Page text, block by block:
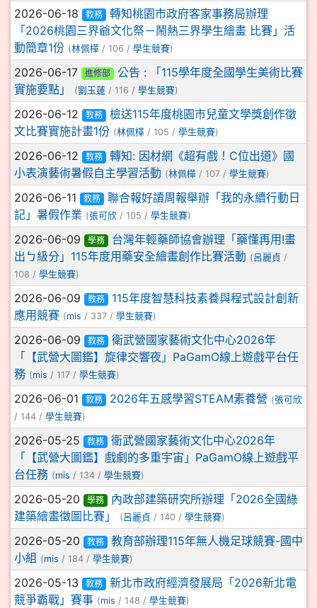
2026-06-18 教務
轉知桃園市政府客家事務局辦理
「2026桃園三界爺文化祭－鬧熱三界學生繪畫 比賽」活
動簡章1份 (林佩樺 / 106 / 學生競賽)
2026-06-17 進修部
公告 : 「115學年度全國學生美術比賽
實施要點」
(劉玉蓮 / 116 / 學生競賽)
2026-06-12 教務
檢送115年度桃園市兒童文學獎創作徵
文比賽實施計畫1份 (林佩樺 / 105 / 學生競賽)
2026-06-12 教務
轉知: 因材網《超有戲！C位出道》國
小表演藝術暑假自主學習活動 (林佩樺 / 107 / 學生競賽)
2026-06-11 教務
聯合報好讀周報舉辦「我的永續行動日
記」暑假作業 (張可欣 / 105 / 學生競賽)
2026-06-09 學務
台灣年輕藥師協會辦理「藥懂再用!畫
出ㄅ級分」115年度用藥安全繪畫創作比賽活動 (呂麗貞 /
108 / 學生競賽)
2026-06-09 教務
115年度智慧科技素養與程式設計創新
應用競賽 (mis / 337 / 學生競賽)
2026-06-09 教務
衛武營國家藝術文化中心2026年
「【武營大圖鑑】旋律交響夜」PaGamO線上遊戲平台任
務 (mis / 117 / 學生競賽)
2026-06-01 教務 2026年五感學習STEAM素養營 (張可欣
/ 144 / 學生競賽)
2026-05-25 教務
衛武營國家藝術文化中心2026年
「【武營大圖鑑】戲劇的多重宇宙」PaGamO線上遊戲平
台任務 (mis / 134 / 學生競賽)
2026-05-20 學務
內政部建築研究所辦理「2026全國綠
建築繪畫徵圖比賽」
(呂麗貞 / 140 / 學生競賽)
2026-05-20 教務
教育部辦理115年無人機足球競賽-國中
小組 (mis / 184 / 學生競賽)
2026-05-13 教務
新北市政府經濟發展局「2026新北電
競爭霸戰」賽事 (mis / 148 / 學生競賽)